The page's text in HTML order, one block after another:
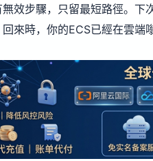
效步驟，只留最短路徑。下
來時，你的ECS已經在雲端嗡